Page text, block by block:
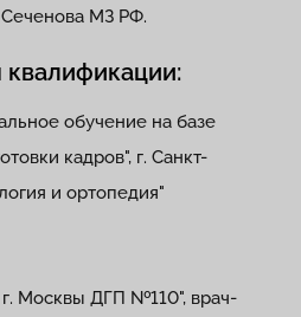
МЗ РФ.
обучение на базе
кадров", г. Санкт-
и ортопедия"
г. Москвы ДГП №110", врач-